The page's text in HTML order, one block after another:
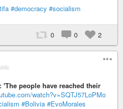
#democracy #socialism
0 0 2
'The people have reached their
watch?v=SQTJ57LoPMo
#Bolivia #EvoMorales